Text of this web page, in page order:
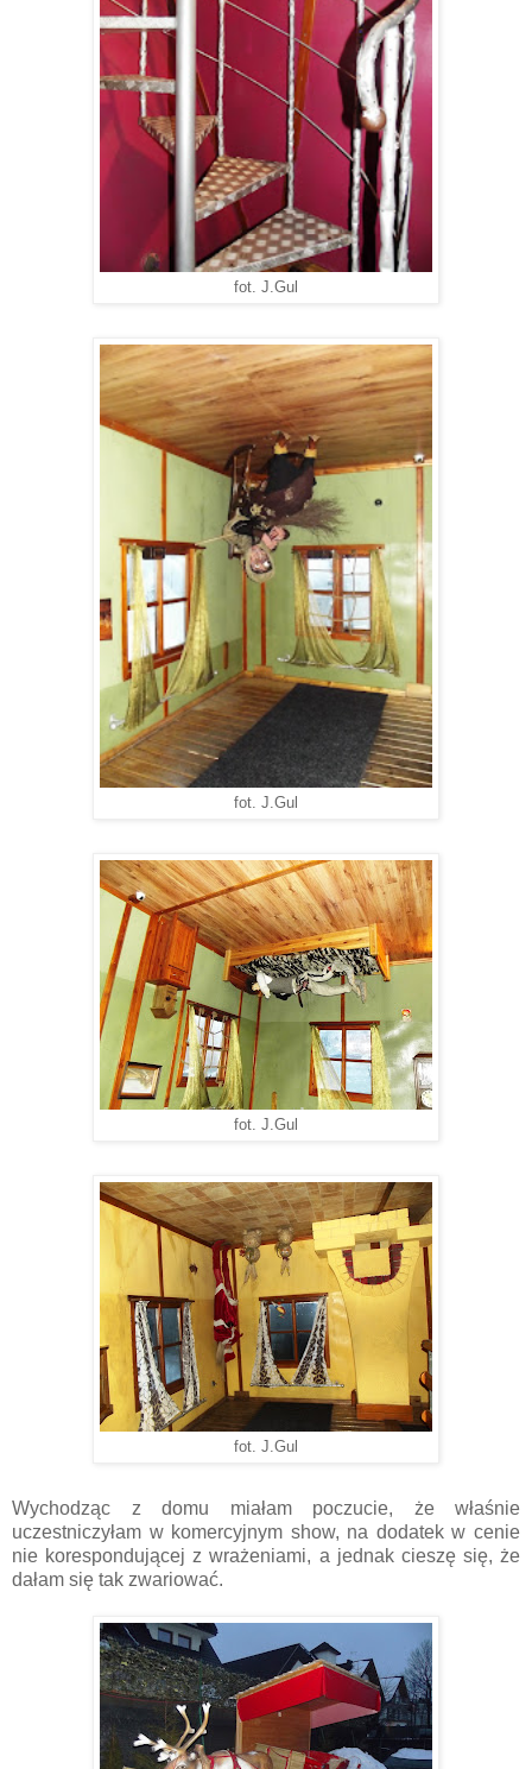
fot. J.Gul
fot. J.Gul
fot. J.Gul
fot. J.Gul
Wychodząc z domu miałam poczucie, że właśnie
uczestniczyłam w komercyjnym show, na dodatek w cenie
nie korespondującej z wrażeniami, a jednak cieszę się, że
dałam się tak zwariować.